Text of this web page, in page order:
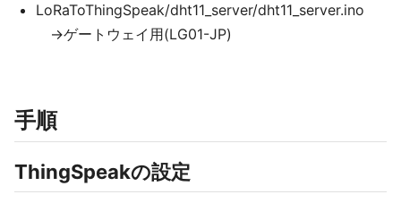
LoRaToThingSpeak/dht11_server/dht11_server.ino
→ゲートウェイ用(LG01-JP)
手順
ThingSpeakの設定